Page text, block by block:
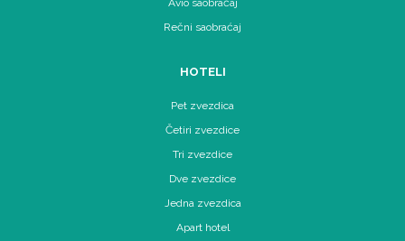
Avio saobraćaj
Rečni saobraćaj
HOTELI
Pet zvezdica
Četiri zvezdice
Tri zvezdice
Dve zvezdice
Jedna zvezdica
Apart hotel